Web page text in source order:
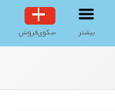
بیشتر سکوی‌فروش